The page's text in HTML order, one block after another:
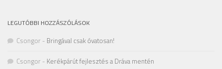
LEGUTÓBBI HOZZÁSZÓLÁSOK
Csongor - Bringával csak óvatosan!
Csongor - Kerékpárút fejlesztés a Dráva mentén